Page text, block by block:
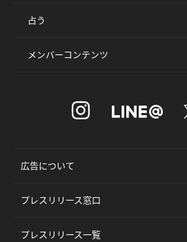
占う
メンバーコンテンツ
広告について
プレスリリース窓口
プレスリリース一覧